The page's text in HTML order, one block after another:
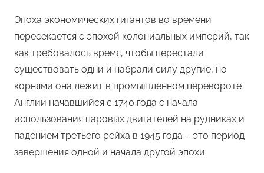
Эпоха экономических гигантов во времени
пересекается с эпохой колониальных империй, так
как требовалось время, чтобы перестали
существовать одни и набрали силу другие, но
корнями она лежит в промышленном перевороте
Англии начавшийся с 1740 года с начала
использования паровых двигателей на рудниках и
падением третьего рейха в 1945 года – это период
завершения одной и начала другой эпохи.